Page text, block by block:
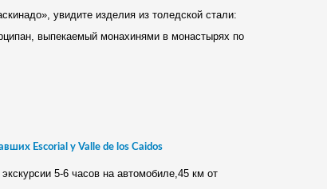
увидите изделия из толедской стали:
выпекаемый монахинями в монастырях по
Escorial y Valle de los Caidos
5-6 часов на автомобиле,45 км от